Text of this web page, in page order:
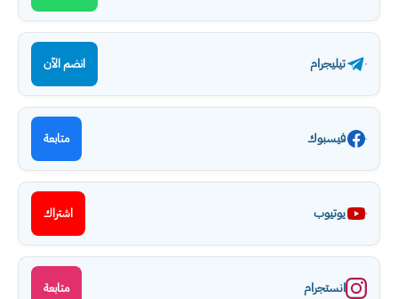
تيليجرام انضم الآن
فيسبوك متابعة
يوتيوب اشتراك
انستجرام متابعة